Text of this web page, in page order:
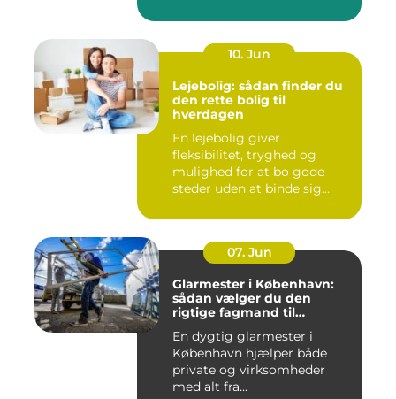
10. Jun
Lejebolig: sådan finder du
den rette bolig til
hverdagen
En lejebolig giver
fleksibilitet, tryghed og
mulighed for at bo gode
steder uden at binde sig
07. Jun
Glarmester i København:
sådan vælger du den
rigtige fagmand til
En dygtig glarmester i
København hjælper både
private og virksomheder
med alt fra...